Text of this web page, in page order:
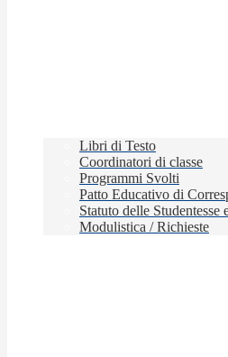
Libri di Testo
Coordinatori di classe
Programmi Svolti
Patto Educativo di
Statuto delle Studentesse
Modulistica / Richieste